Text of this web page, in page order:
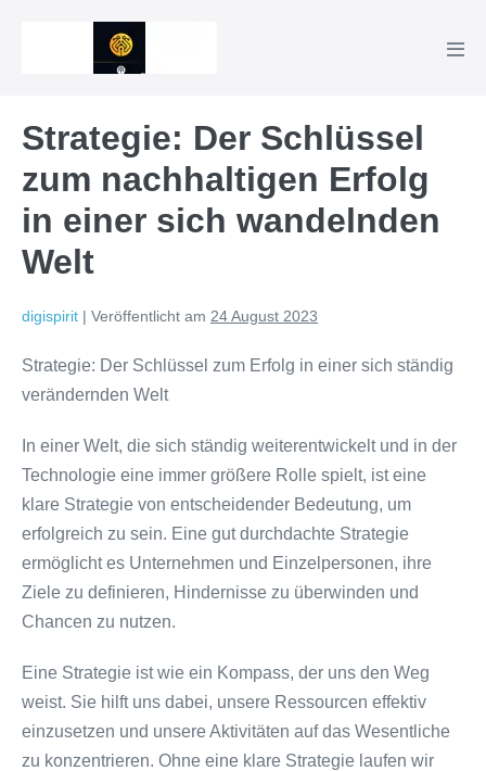
Strategie: Der Schlüssel
zum nachhaltigen Erfolg
in einer sich wandelnden
Welt
digispirit | Veröffentlicht am 24 August 2023
Strategie: Der Schlüssel zum Erfolg in einer sich ständig
verändernden Welt
In einer Welt, die sich ständig weiterentwickelt und in der
Technologie eine immer größere Rolle spielt, ist eine
klare Strategie von entscheidender Bedeutung, um
erfolgreich zu sein. Eine gut durchdachte Strategie
ermöglicht es Unternehmen und Einzelpersonen, ihre
Ziele zu definieren, Hindernisse zu überwinden und
Chancen zu nutzen.
Eine Strategie ist wie ein Kompass, der uns den Weg
weist. Sie hilft uns dabei, unsere Ressourcen effektiv
einzusetzen und unsere Aktivitäten auf das Wesentliche
zu konzentrieren. Ohne eine klare Strategie laufen wir